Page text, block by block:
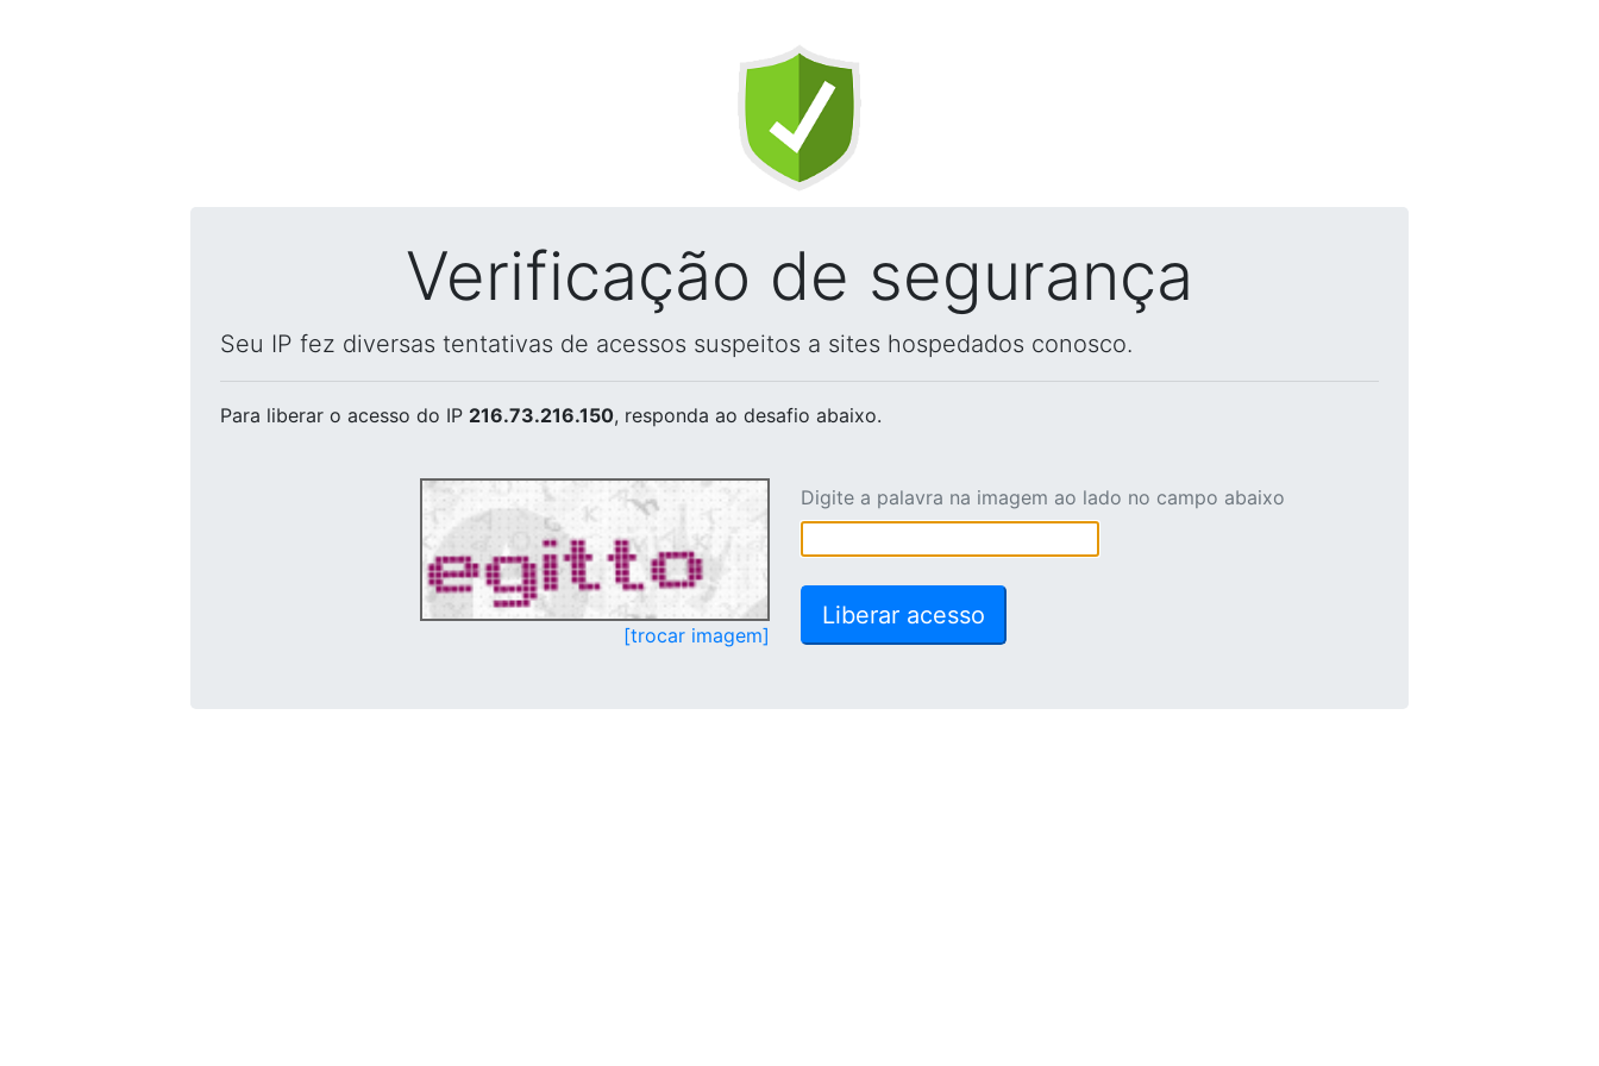
Verificação de segurança
Seu IP fez diversas tentativas de acessos suspeitos a sites hospedados conosco.
Para liberar o acesso do IP 216.73.216.150, responda ao desafio abaixo.
[trocar imagem]
Digite a palavra na imagem ao lado no campo abaixo